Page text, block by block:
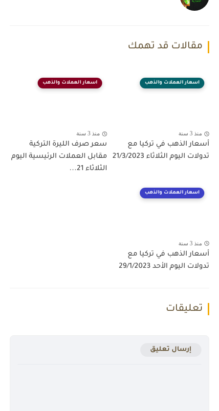
مقالات قد تهمك
اسعار العملات والذهب
منذ 3 سنة
أسعار الذهب في تركيا مع
تدولات اليوم الثلاثاء 21/3/2023
اسعار العملات والذهب
منذ 3 سنة
سعر صرف الليرة التركية
مقابل العملات الرئيسية اليوم
الثلاثاء 21...
اسعار العملات والذهب
منذ 3 سنة
أسعار الذهب في تركيا مع
تدولات اليوم الأحد 29/1/2023
تعليقات
إرسال تعليق